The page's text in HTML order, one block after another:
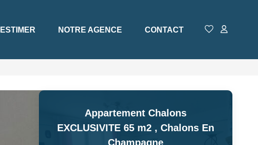
ESTIMER NOTRE AGENCE CONTACT
Appartement Chalons
EXCLUSIVITE 65 m2 , Chalons En
Champagne